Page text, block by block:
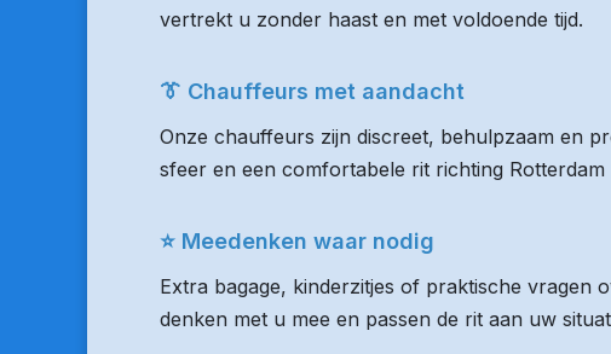
vertrekt u zonder haast en met voldoende tijd.
👔 Chauffeurs met aandacht
Onze chauffeurs zijn discreet, behulpzaam en
sfeer en een comfortabele rit richting
⭐ Meedenken waar nodig
Extra bagage, kinderzitjes of praktische vragen
denken met u mee en passen de rit aan uw